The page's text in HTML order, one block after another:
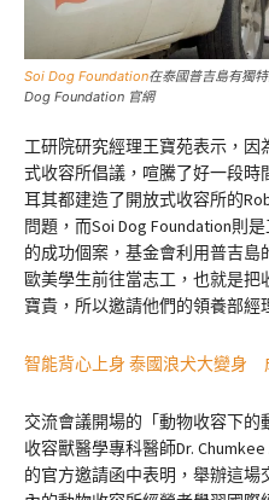
Soi Dog Foundation在泰國普吉島有獨
Dog Foundation 官網
工研院研究經理王寶苑表示，
式收容所倡議，喧騰了好一段
耳其都建造了開放式收容所的
問題，而Soi Dog Foundation則
的成功個案，基金會利用普吉
歐美學生前往當志工，也就是把
寶貴，所以邀請他們的領養部經
智能背心上身 泰國浪犬大變身
交流會議開場的「動物收容下
收容獸醫學專科醫師Dr.
的官方邀請函中表明，舉辦這